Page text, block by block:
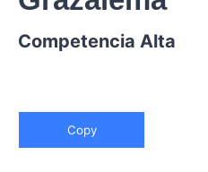
Competencia Alta
Copy